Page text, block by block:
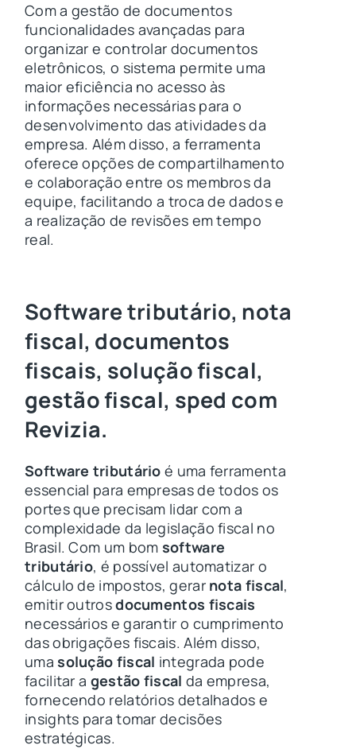
Com a gestão de documentos
funcionalidades avançadas para
organizar e controlar documentos
eletrônicos, o sistema permite uma
maior eficiência no acesso às
informações necessárias para o
desenvolvimento das atividades da
empresa. Além disso, a ferramenta
oferece opções de compartilhamento
e colaboração entre os membros da
equipe, facilitando a troca de dados e
a realização de revisões em tempo
real.
Software tributário, nota
fiscal, documentos
fiscais, solução fiscal,
gestão fiscal, sped com
Revizia.
Software tributário é uma ferramenta
essencial para empresas de todos os
portes que precisam lidar com a
complexidade da legislação fiscal no
Brasil. Com um bom software
tributário, é possível automatizar o
cálculo de impostos, gerar nota fiscal,
emitir outrosdocumentos fiscais
necessários e garantir o cumprimento
das obrigações fiscais. Além disso,
umasolução fiscal integrada pode
facilitar a gestão fiscal da empresa,
fornecendo relatórios detalhados e
insights para tomar decisões
estratégicas.